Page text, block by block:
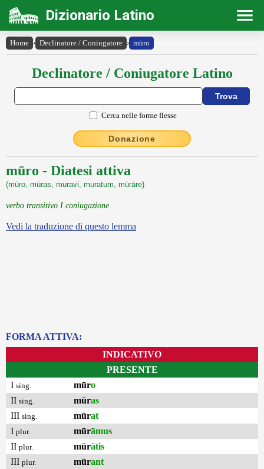
Dizionario Latino
Home › Declinatore / Coniugatore › mūro
Declinatore / Coniugatore Latino
Cerca nelle forme flesse
Donazione
mūro - Diatesi attiva
(mūro, mūras, muravi, muratum, mūrāre)
verbo transitivo I coniugazione
Vedi la traduzione di questo lemma
FORMA ATTIVA:
INDICATIVO
PRESENTE
I sing. mūro
II sing. mūras
III sing. mūrat
I plur. mūrāmus
II plur. mūrātis
III plur. mūrant